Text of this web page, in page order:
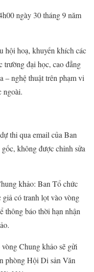
ngày 30 tháng 9 năm
hội hoạ, khuyến khích các
trường đại học, cao đẳng
– nghệ thuật trên phạm vi
ngoài.
thi qua email của Ban
không được chỉnh sửa
khảo: Ban Tổ chức
có tranh lọt vào vòng
thông báo thời hạn nhận
Chung khảo sẽ gửi
phòng Hội Di sản Văn